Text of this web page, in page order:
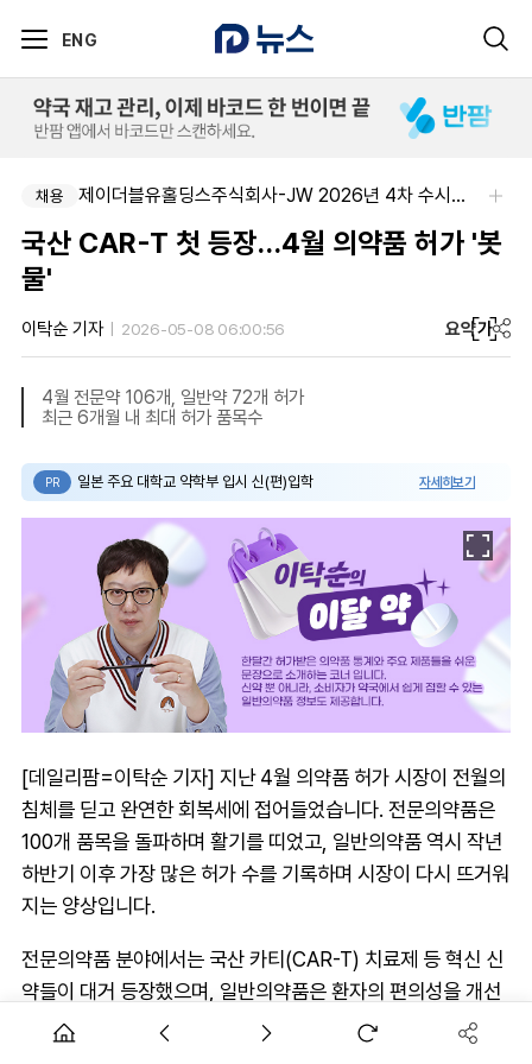
ENG
채용 제이더블유홀딩스주식회사-JW 2026년 4차 수시채용
국산 CAR-T 첫 등장…4월 의약품 허가 '봇
물'
이탁순 기자 2026-05-08 06:00:56 요약가
4월 전문약 106개, 일반약 72개 허가
최근 6개월 내 최대 허가 품목수
PR 일본 주요 대학교 약학부 입시 신(편)입학 자세히보기
[데일리팜=이탁순 기자] 지난 4월 의약품 허가 시장이 전월의
침체를 딛고 완연한 회복세에 접어들었습니다. 전문의약품은
100개 품목을 돌파하며 활기를 띠었고, 일반의약품 역시 작년
하반기 이후 가장 많은 허가 수를 기록하며 시장이 다시 뜨거워
지는 양상입니다.
전문의약품 분야에서는 국산 카티(CAR-T) 치료제 등 혁신 신
약들이 대거 등장했으며, 일반의약품은 환자의 편의성을 개선
한 제형 변화와 브랜드 확장이 눈길을 끌었습니다.